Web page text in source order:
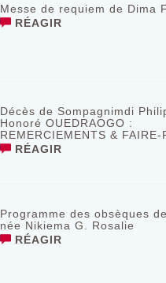
Messe de requiem de Dima
RÉAGIR
Décès de Sompagnimdi
Honoré OUEDRAOGO :
REMERCIEMENTS & FAIRE-
RÉAGIR
Programme des obsèques
née Nikiema G. Rosalie
RÉAGIR